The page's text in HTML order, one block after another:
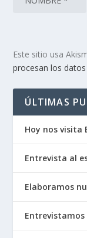
Este sitio usa
procesan los
ÚLTIMAS
Hoy nos visita
Entrevista al
Elaboramos
Entrevistamos